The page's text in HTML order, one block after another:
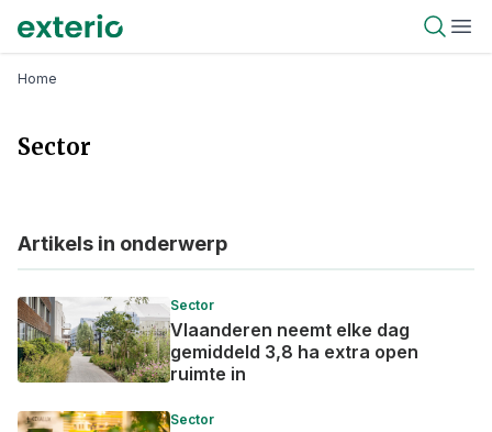
Overslaan
en
gaan
Exterio
Open
Kruimelpad
Home
Sector
Artikels in onderwerp
Sector
Vlaanderen neemt elke dag
gemiddeld 3,8 ha extra open
ruimte in
Sector